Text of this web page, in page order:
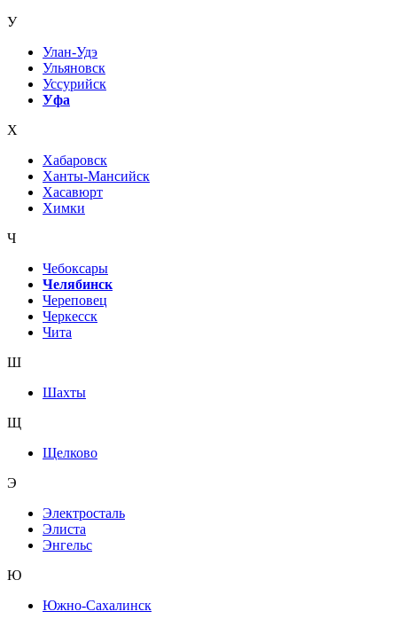
У
Улан-Удэ
Ульяновск
Уссурийск
Уфа
Х
Хабаровск
Ханты-Мансийск
Хасавюрт
Химки
Ч
Чебоксары
Челябинск
Череповец
Черкесск
Чита
Ш
Шахты
Щ
Щелково
Э
Электросталь
Элиста
Энгельс
Ю
Южно-Сахалинск